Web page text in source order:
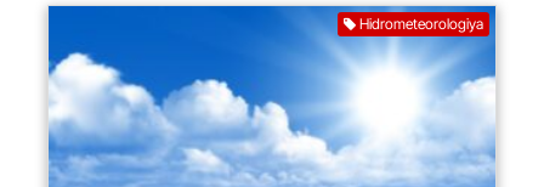
Hidrometeorologiya